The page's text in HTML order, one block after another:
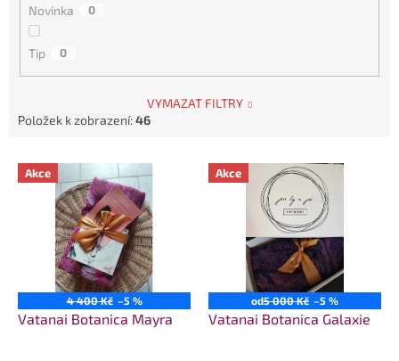
Novinka 0
Tip 0
VYMAZAT FILTRY
Položek k zobrazení:46
V Akce
4 400 Kč –5 %
Vatanai Botanica Mayra
Akce
od5 000 Kč –5 %
Vatanai Botanica Galaxie